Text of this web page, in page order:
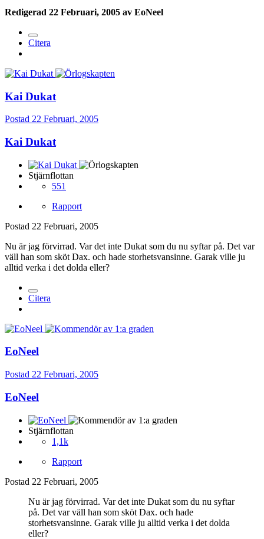
Redigerad 22 Februari, 2005 av EoNeel
Citera
Kai Dukat
Postad 22 Februari, 2005
Kai Dukat
Stjärnflottan
551
Rapport
Postad 22 Februari, 2005
Nu är jag förvirrad. Var det inte Dukat som du nu syftar på. Det var
väll han som sköt Dax. och hade storhetsvansinne. Garak ville ju
alltid verka i det dolda eller?
Citera
EoNeel
Postad 22 Februari, 2005
EoNeel
Stjärnflottan
1,1k
Rapport
Postad 22 Februari, 2005
Nu är jag förvirrad. Var det inte Dukat som du nu syftar
på. Det var väll han som sköt Dax. och hade
storhetsvansinne. Garak ville ju alltid verka i det dolda
eller?